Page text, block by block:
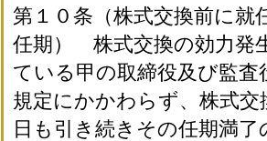
第１０条（株式交換前に就
任期） 株式交換の効力発
ている甲の取締役及び監査
規定にかかわらず、株式交
日も引き続きその任期満了